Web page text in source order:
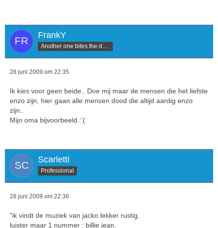
FrankY
28 juni 2009 om 22:35
Ik kies voor geen beide.. Doe mij maar de mensen die het liefste
enzo zijn, hier gaan alle mensen dood die altijd aardig enzo
zijn..
Mijn oma bijvoorbeeld.:'(
Scarletti
Professional
28 juni 2009 om 22:36
"ik vindt de muziek van jacko lekker rustig.
luister maar 1 nummer : billie jean.